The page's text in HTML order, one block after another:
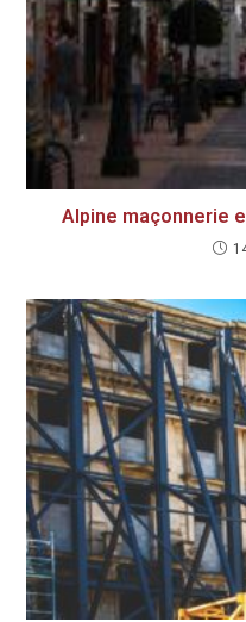
Alpine maçonnerie